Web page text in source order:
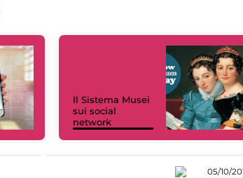
Il Sistema Musei
sui social
network